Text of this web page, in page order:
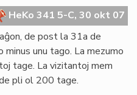
HeKo 341 5-C, 30 okt 07
de post la 31a de
unu tago. La mezumo
tage. La vizitantoj mem
pli ol 200 tage.